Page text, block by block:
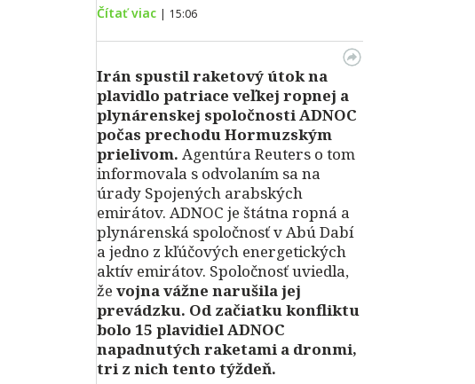
Čítať viac | 15:06
Irán spustil raketový útok na
plavidlo patriace veľkej ropnej a
plynárenskej spoločnosti ADNOC
počas prechodu Hormuzským
prielivom. Agentúra Reuters o tom
informovala s odvolaním sa na
úrady Spojených arabských
emirátov. ADNOC je štátna ropná a
plynárenská spoločnosť v Abú Dabí
a jedno z kľúčových energetických
aktív emirátov. Spoločnosť uviedla,
že vojna vážne narušila jej
prevádzku. Od začiatku konfliktu
bolo 15 plavidiel ADNOC
napadnutých raketami a dronmi,
tri z nich tento týždeň.